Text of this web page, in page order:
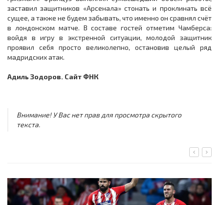
заставил защитников «Арсенала» стонать и проклинать всё
сущее, а также не будем забывать, что именно он сравнял счёт
в лондонском матче. В составе гостей отметим Чамберса:
войдя в игру в экстренной ситуации, молодой защитник
проявил себя просто великолепно, остановив целый ряд
мадридских атак.
Адиль Зодоров. Сайт ФНК
Внимание! У Вас нет прав для просмотра скрытого
текста.